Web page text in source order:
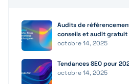
Audits de
conseils et audit
octobre 14, 2025
Tendances SEO pour
octobre 14, 2025